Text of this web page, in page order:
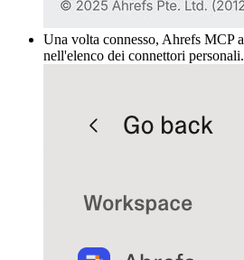
Una volta connesso, Ahrefs MCP
nell'elenco dei connettori personali.